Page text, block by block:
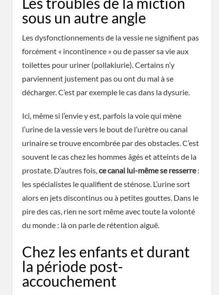
sous un autre angle
Les dysfonctionnements de la vessie ne signifient pas
forcément « incontinence » ou de passer sa vie aux
toilettes pour uriner (pollakiurie). Certains n’y
parviennent justement pas ou ont du mal à se
décharger. C’est par exemple le cas dans la dysurie.
Ici, même si l’envie y est, parfois la voie qui mène
l’urine de la vessie vers le bout de l’urètre ou canal
urinaire se trouve encombrée par des obstacles. C’est
souvent le cas chez les hommes âgés et atteints de la
prostate. D’autres fois, ce canal lui-même se resserre:
les spécialistes le qualifient de sténose. L’urine sort
alors en jets discontinus ou à petites gouttes. Dans le
pire des cas, rien ne sort même avec toute la volonté
du monde : là on parle de rétention aiguë.
Chez les enfants et durant
la période post-
accouchement